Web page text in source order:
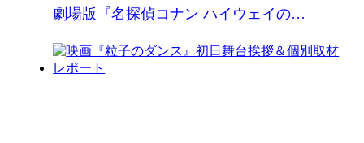
劇場版『名探偵コナン ハイウェイの…